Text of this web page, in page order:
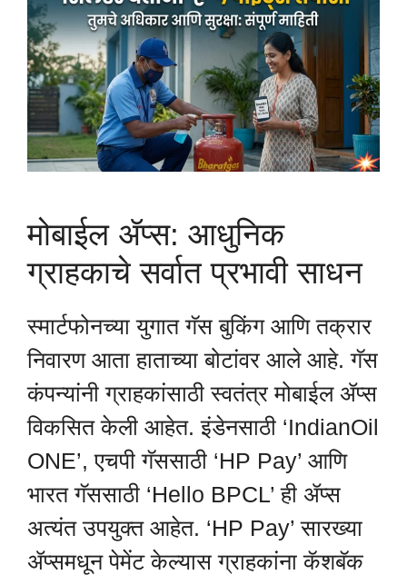
मोबाईल ॲप्स: आधुनिक
ग्राहकाचे सर्वात प्रभावी साधन
स्मार्टफोनच्या युगात गॅस बुकिंग आणि तक्रार
निवारण आता हाताच्या बोटांवर आले आहे. गॅस
कंपन्यांनी ग्राहकांसाठी स्वतंत्र मोबाईल ॲप्स
विकसित केली आहेत. इंडेनसाठी ‘IndianOil
ONE’, एचपी गॅससाठी ‘HP Pay’ आणि
भारत गॅससाठी ‘Hello BPCL’ ही ॲप्स
अत्यंत उपयुक्त आहेत. ‘HP Pay’ सारख्या
ॲप्समधून पेमेंट केल्यास ग्राहकांना कॅशबॅक